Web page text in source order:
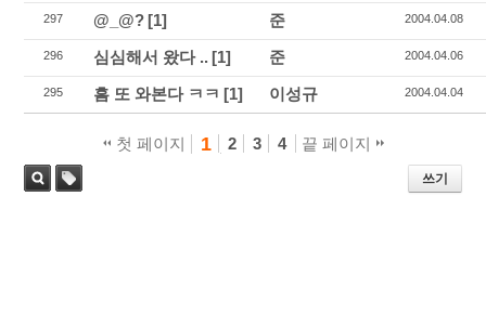
297 @_@? [1] 준 2004.04.08
296 심심해서 왔다 .. [1] 준 2004.04.06
295 흠 또 와본다 ㅋㅋ [1] 이성규 2004.04.04
첫 페이지 1 2 3 4 끝 페이지
쓰기